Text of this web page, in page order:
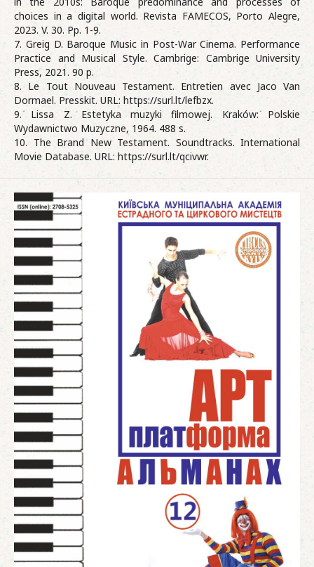
choices in a digital world. Revista FAMECOS, Porto Alegre,
2023. V. 30. Pp. 1-9.
7. Greig D. Baroque Music in Post-War Cinema. Performance
Practice and Musical Style. Cambrige: Cambrige University
Press, 2021. 90 р.
8. Le Tout Nouveau Testament. Entretien avec Jaco Van
Dormael. Presskit. URL: https://surl.lt/lefbzx.
9. Lissa Z. Estetyka muzyki filmowej. Kraków: Polskie
Wydawnictwo Muzyczne, 1964. 488 s.
10. The Brand New Testament. Soundtracks. International
Movie Database. URL: https://surl.lt/qcivwr.